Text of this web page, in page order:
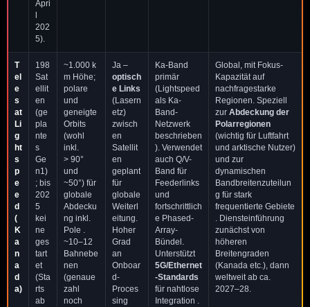
Apri
202
5).
T
el
e
s
at
Li
g
ht
s
p
e
e
d
(
K
a
n
a
d
a)
198
Sat
ellit
en
(ge
pla
nte
s
Ge
n1)
; bis
202
5
kei
ne
ges
tart
et
(Sta
rts
ab
~1.000 k
m Höhe;
polare
und
geneigte
Orbits
(wohl
inkl.
> 90°
und
~50°) für
globale
Abdecku
ng inkl.
Pole .
~10–12
Bahnebe
nen
(genaue
zahl
noch
Ja –
optisch
e Links
(Lasern
etz)
zwisch
en
Satellit
en
geplant
für
globale
Weiterl
eitung.
Hoher
Grad
an
Onboar
d-
Proces
sing
Ka-Band
primär
(Lightspeed
als Ka-
Band-
Netzwerk
beschrieben
). Verwendet
auch Q/V-
Band für
Feederlinks
und
fortschrittlich
e Phased-
Array-
Bündel.
Unterstützt
5G/Ethernet
-Standards
für nahtlose
Integration .
Global, mit Fokus-
Kapazität auf
nachfragestarke
Regionen. Speziell
zur Abdeckung der
Polarregionen
(wichtig für Luftfahrt
und arktische Nutzer)
und zur
dynamischen
Bandbreitenzuteilun
g für stark
frequentierte Gebiete
. Diensteinführung
zunächst von
höheren
Breitengraden
(Kanada etc.), dann
weltweit ab ca.
2027–28.